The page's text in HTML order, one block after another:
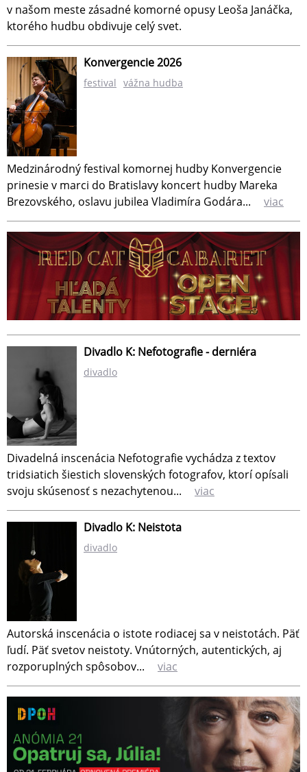
v našom meste zásadné komorné opusy Leoša Janáčka,
ktorého hudbu obdivuje celý svet.
Konvergencie 2026
festival vážna hudba
Medzinárodný festival komornej hudby Konvergencie
prinesie v marci do Bratislavy koncert hudby Mareka
Brezovského, oslavu jubilea Vladimíra Godára...
viac
Divadlo K: Nefotografie - derniéra
divadlo
Divadelná inscenácia Nefotografie vychádza z textov
tridsiatich šiestich slovenských fotografov, ktorí opísali
svoju skúsenosť s nezachytenou...
viac
Divadlo K: Neistota
divadlo
Autorská inscenácia o istote rodiacej sa v neistotách. Päť
ľudí. Päť svetov neistoty. Vnútorných, autentických, aj
rozporuplných spôsobov...
viac